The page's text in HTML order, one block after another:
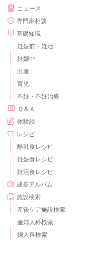
ニュース
専門家相談
基礎知識
妊娠前・妊活
妊娠中
出産
育児
不妊・不妊治療
Ｑ＆Ａ
体験談
レシピ
離乳食レシピ
妊娠食レシピ
妊活食レシピ
成長アルバム
施設検索
産後ケア施設検索
産婦人科検索
婦人科検索